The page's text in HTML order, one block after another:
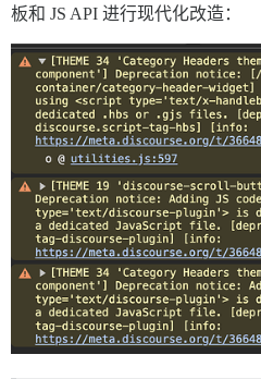
板和 JS API 进行现代化改造：